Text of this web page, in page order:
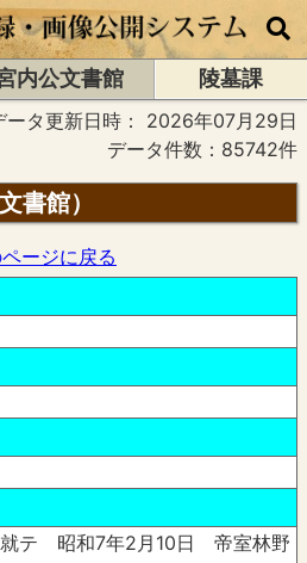
内公文書館
陵墓課
ータ更新日時： 2026年07月29日
データ件数：85742件
書館）
ージに戻る
就テ 昭和7年2月10日 帝室林野